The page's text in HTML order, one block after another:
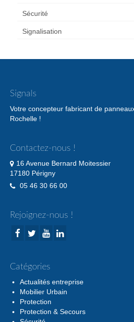
Sécurité
Signalisation
Signals
Votre concepteur fabricant de
Rochelle !
Contactez-nous !
16 Avenue Bernard Moitessier
17180 Périgny
05 46 30 66 00
Rejoignez-nous !
Catégories
Actualités entreprise
Mobilier Urbain
Protection
Protection & Secours